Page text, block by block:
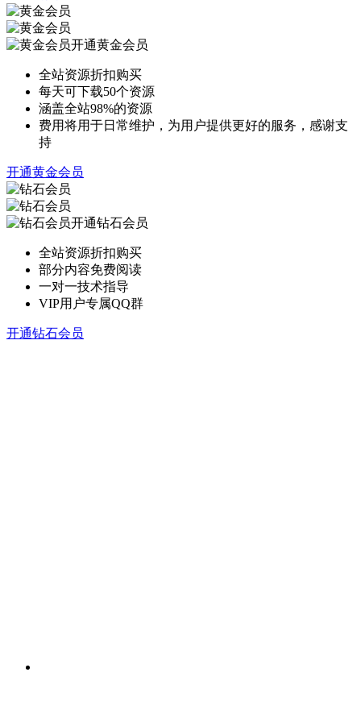
开通黄金会员
全站资源折扣购买
每天可下载50个资源
涵盖全站98%的资源
费用将用于日常维护，为用户提供更好的服务，感谢支
持
开通黄金会员
开通钻石会员
全站资源折扣购买
部分内容免费阅读
一对一技术指导
VIP用户专属QQ群
开通钻石会员